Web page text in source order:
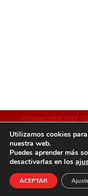
© Copyright 2017 -
Utilizamos cookies
nuestra web.
Puedes aprender más
desactivarlas en los
ACEPTAR